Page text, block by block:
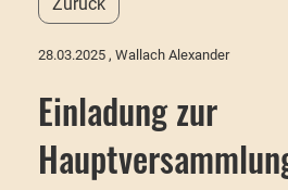
28.03.2025 , Wallach Alexander
Einladung zur